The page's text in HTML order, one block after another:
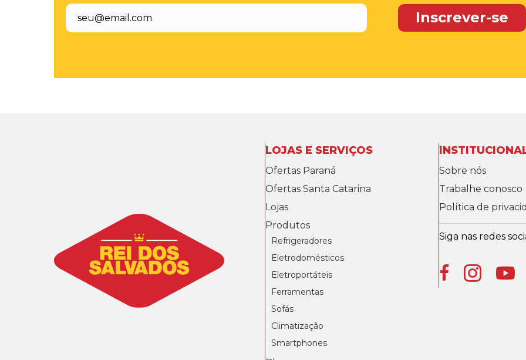
LOJAS E SERVIÇOS
Ofertas Paraná
Ofertas Santa Catarina
Lojas
Produtos
Refrigeradores
Eletrodomésticos
Eletroportáteis
Ferramentas
Sofás
Climatização
Smartphones
Sobre nós
Trabalhe conosco
Política de
Siga nas redes